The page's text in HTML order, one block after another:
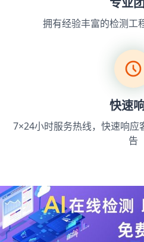
拥有经验丰富的检测工
快速
7×24小时服务热线，快速响应
告